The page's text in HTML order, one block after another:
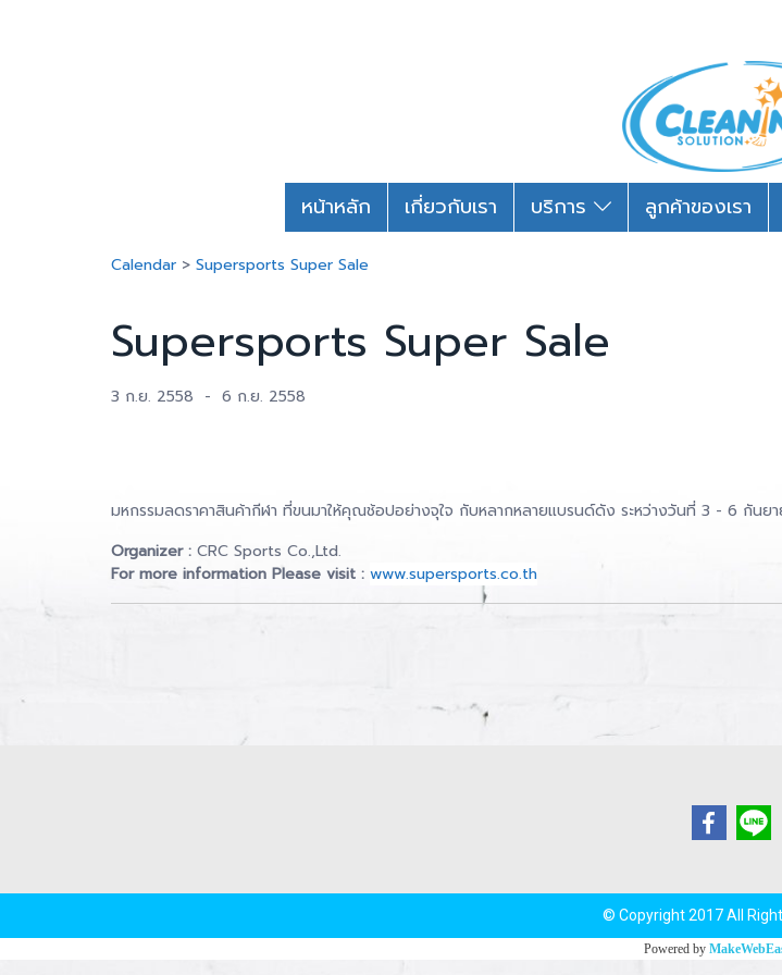
หน้าหลัก เกี่ยวกับเรา บริการ ลูกค้าของเรา
Calendar > Supersports Super Sale
Supersports Super Sale
3 ก.ย. 2558 - 6 ก.ย. 2558
มหกรรมลดราคาสินค้ากีฬา ที่ขนมาให้คุณช้อปอย่างจุใจ กับหลากหลายแบรนด์ดัง ระหว่างวันที่ 3 - 6 กัน
Organizer : CRC Sports Co.,Ltd.
For more information Please visit : www.supersports.co.th
© Copyright 2017 All
Powered by